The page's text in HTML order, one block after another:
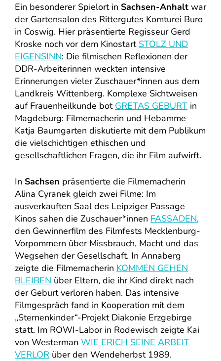
Ein besonderer Spielort in Sachsen-Anhalt war
der Gartensalon des Rittergutes Komturei Buro
in Coswig. Hier präsentierte Regisseur Gerd
Kroske noch vor dem Kinostart STOLZ UND
EIGENSINN: Die filmischen Reflexionen der
DDR-Arbeiterinnen weckten intensive
Erinnerungen vieler Zuschauer*innen aus dem
Landkreis Wittenberg. Komplexe Sichtweisen
auf Frauenheilkunde bot GRETAS GEBURT in
Magdeburg: Filmemacherin und Hebamme
Katja Baumgarten diskutierte mit dem Publikum
die vielschichtigen ethischen und
gesellschaftlichen Fragen, die ihr Film aufwirft.
In Sachsen präsentierte die Filmemacherin
Alina Cyranek gleich zwei Filme: Im
ausverkauften Saal des Leipziger Passage
Kinos sahen die Zuschauer*innen FASSADEN,
den Gewinnerfilm des Filmfests Mecklenburg-
Vorpommern über Missbrauch, Macht und das
Wegsehen der Gesellschaft. In Annaberg
zeigte die Filmemacherin KOMMEN GEHEN
BLEIBEN über Eltern, die ihr Kind direkt nach
der Geburt verloren haben. Das intensive
Filmgespräch fand in Kooperation mit dem
„Sternenkinder“-Projekt Diakonie Erzgebirge
statt. Im ROWI-Labor in Rodewisch zeigte Kai
von Westerman WIE ERICH SEINE ARBEIT
VERLOR über den Wendeherbst 1989.